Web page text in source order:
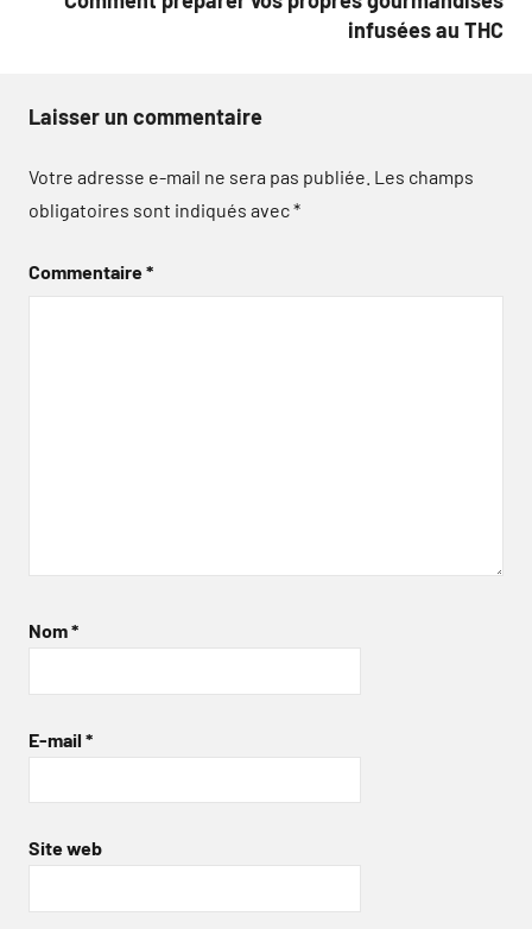
infusées au THC
Laisser un commentaire
Votre adresse e-mail ne sera pas publiée. Les champs
obligatoires sont indiqués avec*
Commentaire*
Nom*
E-mail *
Site web